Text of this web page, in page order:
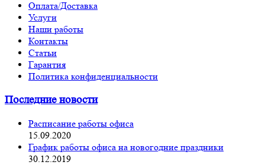
Оплата/Доставка
Услуги
Наши работы
Контакты
Статьи
Гарантия
Политика конфиденциальности
Последние новости
Расписание работы офиса
15.09.2020
График работы офиса на новогодние праздники
30.12.2019